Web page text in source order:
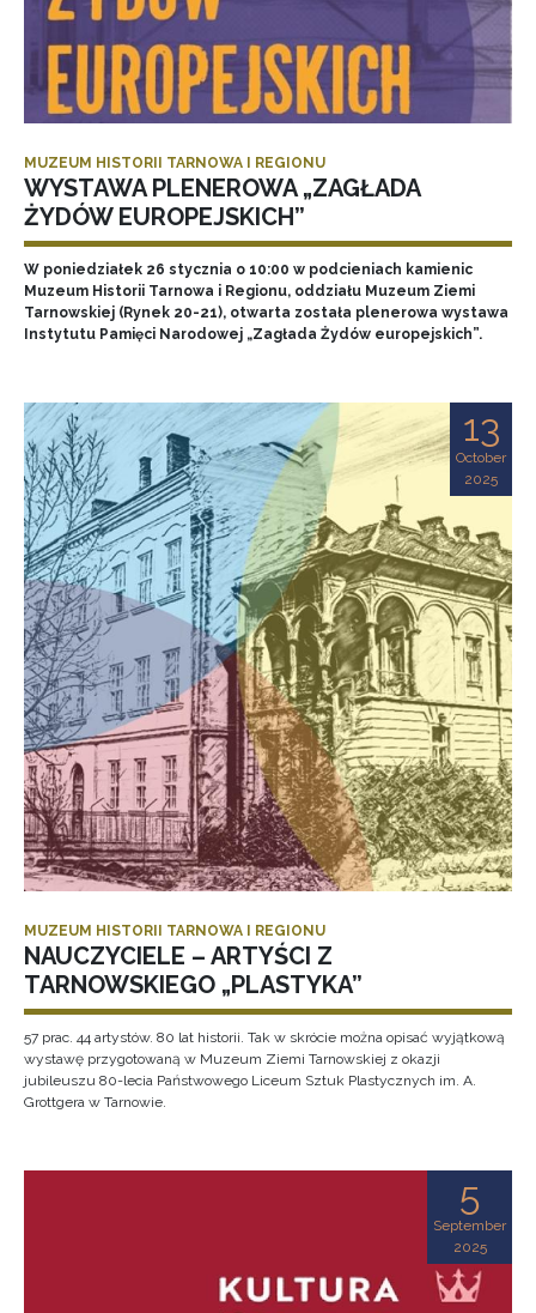
MUZEUM HISTORII TARNOWA I REGIONU
WYSTAWA PLENEROWA „ZAGŁADA
ŻYDÓW EUROPEJSKICH”
W poniedziałek 26 stycznia o 10:00 w podcieniach kamienic
Muzeum Historii Tarnowa i Regionu, oddziału Muzeum Ziemi
Tarnowskiej (Rynek 20-21), otwarta została plenerowa wystawa
Instytutu Pamięci Narodowej „Zagłada Żydów europejskich”.
13
October
2025
MUZEUM HISTORII TARNOWA I REGIONU
NAUCZYCIELE – ARTYŚCI Z
TARNOWSKIEGO „PLASTYKA”
57 prac. 44 artystów. 80 lat historii. Tak w skrócie można opisać wyjątkową
wystawę przygotowaną w Muzeum Ziemi Tarnowskiej z okazji
jubileuszu 80-lecia Państwowego Liceum Sztuk Plastycznych im. A.
Grottgera w Tarnowie.
5
September
2025